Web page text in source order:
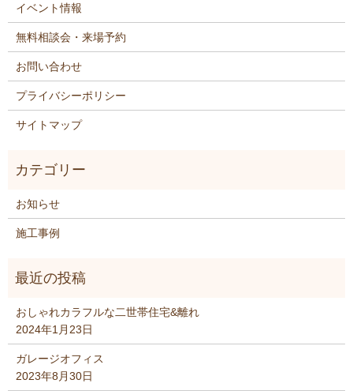
イベント情報
無料相談会・来場予約
お問い合わせ
プライバシーポリシー
サイトマップ
お知らせ
施工事例
おしゃれカラフルな二世帯住宅&離れ
2024年1月23日
ガレージオフィス
2023年8月30日